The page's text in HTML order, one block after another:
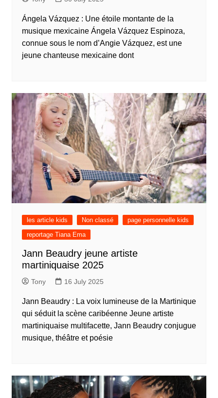
Ángela Vázquez : Une étoile montante de la
musique mexicaine Ángela Vázquez Espinoza,
connue sous le nom d’Angie Vázquez, est une
jeune chanteuse mexicaine dont
les article kids Non classé
page personnelle kids
reportage Tiana Ema
Jann Beaudry jeune artiste
martiniquaise 2025
Tony 16 July 2025
Jann Beaudry : La voix lumineuse de la Martinique
qui séduit la scène caribéenne Jeune artiste
martiniquaise multifacette, Jann Beaudry conjugue
musique, théâtre et poésie